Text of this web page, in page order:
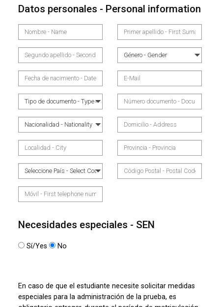
Datos personales - Personal information
Necesidades especiales - SEN
Sí/Yes No
En caso de que el estudiante necesite solicitar medidas
especiales para la administración de la prueba, es